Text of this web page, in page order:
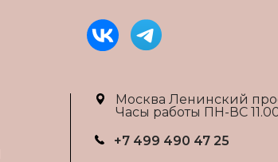
Москва Ленинский
Часы работы ПН-ВС
+7 499 490 47 25